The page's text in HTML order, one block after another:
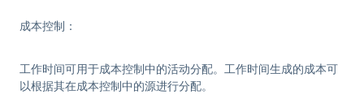
成本控制 ：
工作时间可用于成本控制中的活动分配。工作时间生成的成本可
以根据其在成本控制中的源进行分配。